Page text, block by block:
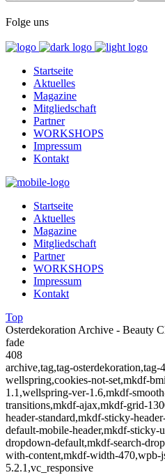
Folge uns
Startseite
Aktuelles
Magazine
Mitgliedschaft
Partner
WORKSHOPS
Impressum
Kontakt
Startseite
Aktuelles
Magazine
Mitgliedschaft
Partner
WORKSHOPS
Impressum
Kontakt
Top
Osterdekoration Archive - Beauty
fade
408
archive,tag,tag-osterdekoration,tag-
wellspring,cookies-not-set,mkdf-
1.1,wellspring-ver-1.6,mkdf-
transitions,mkdf-ajax,mkdf-grid-
header-standard,mkdf-sticky-
default-mobile-header,mkdf-sticky-
dropdown-default,mkdf-search-
with-content,mkdf-width-470,wpb-
5.2.1,vc_responsive